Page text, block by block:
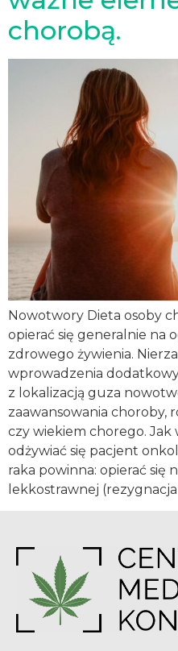
chorobą.
Nowotwory Dieta osoby
opierać się generalnie na
zdrowego żywienia.
wprowadzenia
z lokalizacją guza
zaawansowania choroby,
czy wiekiem chorego.
odżywiać się pacjent
raka powinna: opierać się
lekkostrawnej (rezygnacja